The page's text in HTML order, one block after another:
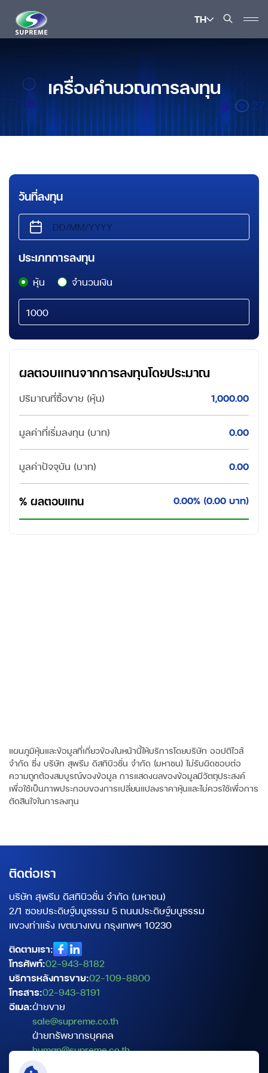
TH
Enhanced by
เครื่องคำนวณการลงทุน
วันที่ลงทุน
ประเภทการลงทุน
หุ้น จำนวนเงิน
ผลตอบแทนจากการลงทุนโดยประมาณ
ปริมาณที่ซื้อขาย (หุ้น) 1,000.00
มูลค่าที่เริ่มลงทุน (บาท) 0.00
มูลค่าปัจจุบัน (บาท) 0.00
% ผลตอบแทน 0.00% (0.00 บาท)
แผนภูมิหุ้นและข้อมูลที่เกี่ยวข้องในหน้านี้ให้บริการโดยบริษัท ออปติไวส์
จำกัด ซึ่ง บริษัท สุพรีม ดิสทิบิวชั่น จำกัด (มหาชน) ไม่รับผิดชอบต่อ
ความถูกต้องสมบูรณ์ของข้อมูล การแสดงผลของข้อมูลมีวัตถุประสงค์
เพื่อใช้เป็นภาพประกอบของการเปลี่ยนแปลงราคาหุ้นและไม่ควรใช้เพื่อการ
ตัดสินใจในการลงทุน
ติดต่อเรา
บริษัท สุพรีม ดิสทิบิวชั่น จำกัด (มหาชน)
2/1 ซอยประดิษฐ์มนูธรรม 5 ถนนประดิษฐ์มนูธรรม
แขวงท่าแร้ง เขตบางเขน กรุงเทพฯ 10230
ติดตามเรา:
โทรศัพท์:02-943-8182
บริการหลังการขาย:02-109-8800
โทรสาร:02-943-8191
อีเมล:ฝ่ายขาย
sale@supreme.co.th
ฝ่ายทรัพยากรบุคคล
human@supreme.co.th
ฝ่ายบริการเทคนิค